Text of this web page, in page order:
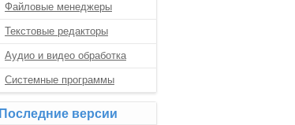
Файловые менеджеры
Текстовые редакторы
Аудио и видео обработка
Системные программы
Последние версии